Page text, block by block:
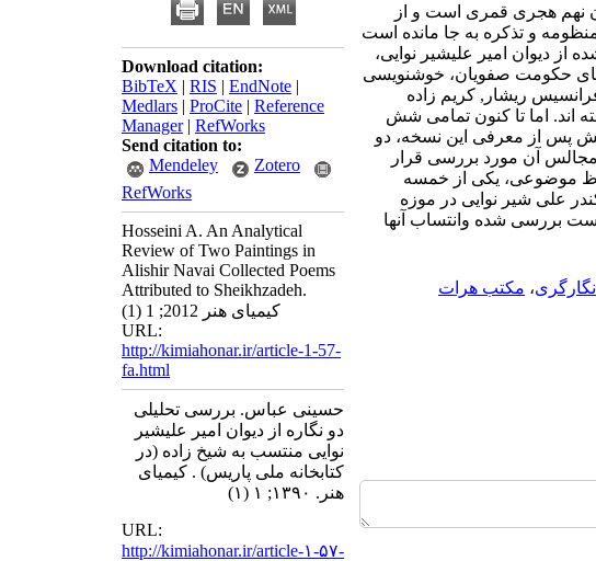
اعتبار قرن نهم هجری قمری است و از
حسین بایقرا به شمار می‌آمد. از وی افزون بر 20 دیوان، منظومه و تذکره به جا مانده است
دیوان امیر علیشیر نوایی،
حکومت صفویان، خوشنویسی
ریشار, کریم زاده
اند. اما تا کنون تمامی شش
پس از معرفی این نسخه، دو
آن مورد بررسی قرار
موضوعی، یکی از خمسه
علی شیر نوایی در موزه
بررسی شده وانتساب آنها
نگارگری، مکتب هرات
Download citation:
BibTeX | RIS | EndNote |
Medlars | ProCite | Reference
Manager| RefWorks
Send citation to:
Mendeley
Zotero
RefWorks
Hosseini A. An Analytical
Review of Two Paintings in
Alishir Navai Collected Poems
Attributed to Sheikhzadeh.
کیمیای هنر 2012; 1 (1)
URL:
http://kimiahonar.ir/article-1-57-
fa.html
حسینی عباس. بررسی تحلیلی
دو نگاره از دیوان امیر علیشیر
نوایی منتسب به شیخ زاده (در
کتابخانه ملی پاریس) . کیمیای
هنر. ۱۳۹۰; ۱ (۱)
URL:
http://kimiahonar.ir/article-۱-۵۷-